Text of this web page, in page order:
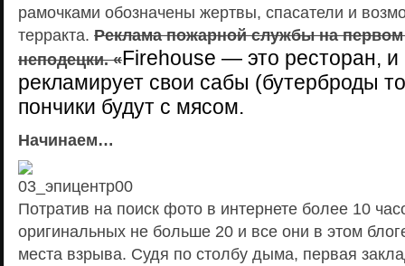
рамочками обозначены жертвы, спасатели и
терракта. Реклама пожарной службы на первом
неподецки. «Firehouse — это ресторан, и
рекламирует свои сабы (бутерброды
пончики будут с мясом.
Начинаем…
Потратив на поиск фото в интернете более 10
оригинальных не больше 20 и все они в этом
места взрыва. Судя по столбу дыма, первая